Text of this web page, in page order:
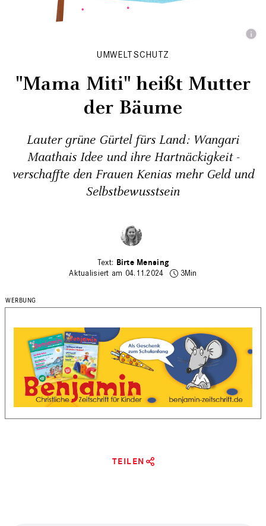
UMWELTSCHUTZ
"Mama Miti" heißt Mutter
der Bäume
Lauter grüne Gürtel fürs Land: Wangari
Maathais Idee und ihre Hartnäckigkeit ­
verschaffte den Frauen Kenias mehr Geld und
Selbstbewusstsein
Birte Mensing
Aktualisiert am 04.11.2024
3Min
TEILEN